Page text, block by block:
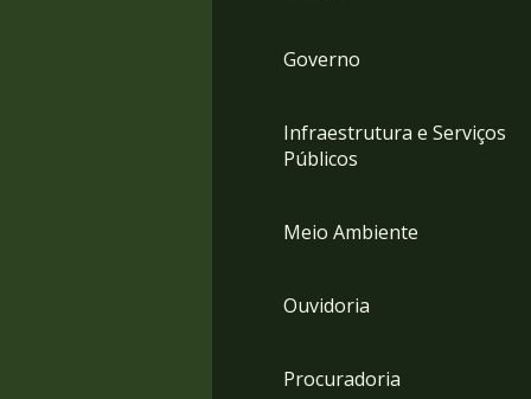
Governo
Infraestrutura e Serviços
Públicos
Meio Ambiente
Ouvidoria
Procuradoria